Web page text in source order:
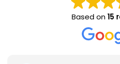
Based on15